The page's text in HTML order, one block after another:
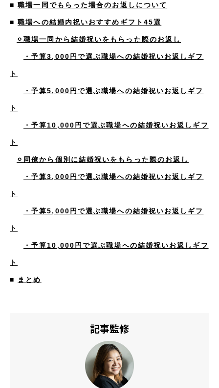
■職場一同でもらった場合のお返しについて
■職場への結婚内祝いおすすめギフト45選
⚪︎職場一同から結婚祝いをもらった際のお返し
・予算3,000円で選ぶ職場への結婚祝いお返しギフ
ト
・予算5,000円で選ぶ職場への結婚祝いお返しギフ
ト
・予算10,000円で選ぶ職場への結婚祝いお返しギフ
ト
⚪︎同僚から個別に結婚祝いをもらった際のお返し
・予算3,000円で選ぶ職場への結婚祝いお返しギフ
ト
・予算5,000円で選ぶ職場への結婚祝いお返しギフ
ト
・予算10,000円で選ぶ職場への結婚祝いお返しギフ
ト
■ まとめ
記事監修